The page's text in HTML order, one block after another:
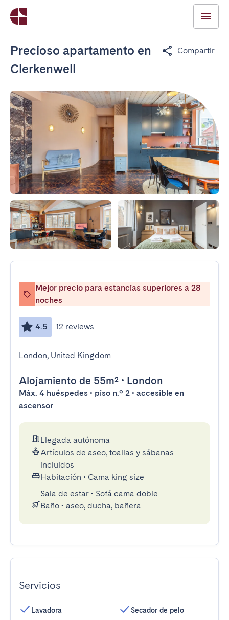
Precioso apartamento en
Clerkenwell
Compartir
Mejor precio para estancias superiores a 28
noches
4.5 12 reviews
London, United Kingdom
Alojamiento de 55m² • London
Máx. 4 huéspedes • piso n.º 2 • accesible en
ascensor
Llegada autónoma
Artículos de aseo, toallas y sábanas
incluidos
Habitación • Cama king size
Sala de estar • Sofá cama doble
Baño • aseo, ducha, bañera
Servicios
Lavadora
Secador de pelo